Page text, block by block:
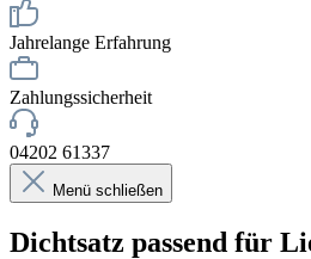
Jahrelange Erfahrung
Zahlungssicherheit
04202 61337
Menü schließen
Dichtsatz passend für